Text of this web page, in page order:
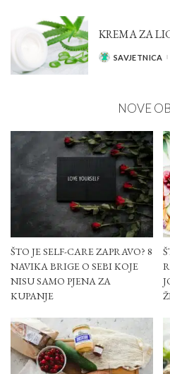
KREMA ZA
POSTED
SAVJETNICA
NOVE
ŠTO JE SELF-CARE ZAPRAVO? 8
NAVIKA BRIGE O SEBI KOJE
NISU SAMO PJENA ZA
KUPANJE